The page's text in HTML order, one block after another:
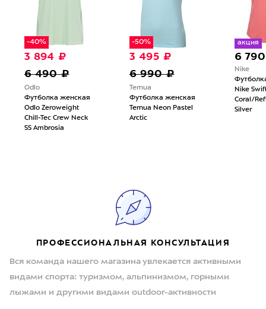
-40%
3 894 ₽
6 490 ₽
Odlo
Футболка женская
Odlo Zeroweight
Chill-Tec Crew Neck
SS Ambrosia
-50%
3 495 ₽
6 990 ₽
Ternua
Футболка женская
Ternua Neon Pastel
Arctic
акция
6
Nike
Nike
Coral/
Silver
ПРОФЕССИОНАЛЬНАЯ КОНСУЛЬТАЦИЯ
Вся команда нашего магазина увлекается активными
видами спорта: туризмом, альпинизмом, горными
лыжами и другими видами outdoor-активности